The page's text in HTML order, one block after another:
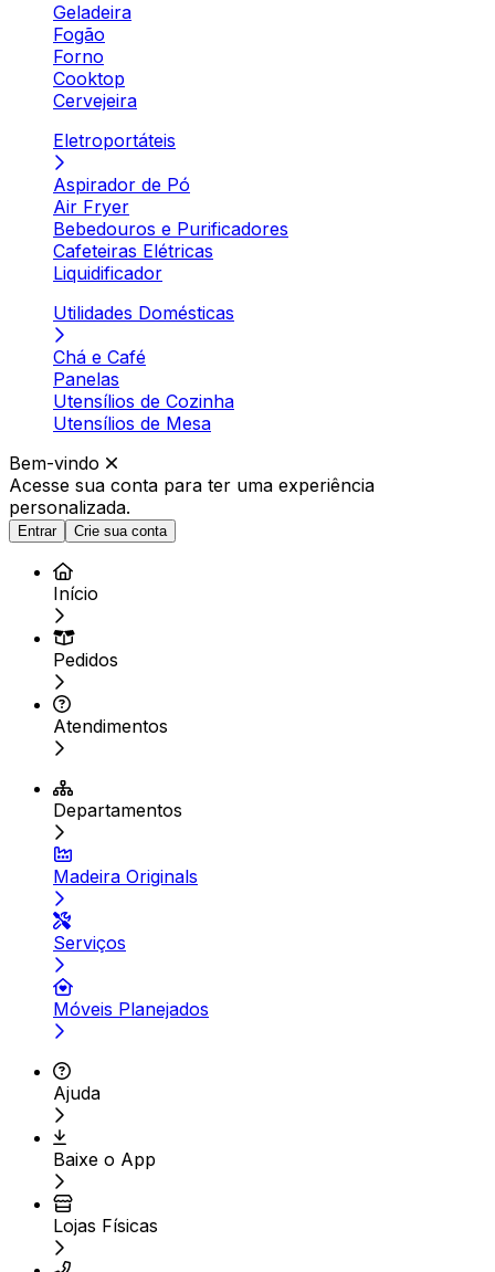
Geladeira
Fogão
Forno
Cooktop
Cervejeira
Eletroportáteis
Aspirador de Pó
Air Fryer
Bebedouros e Purificadores
Cafeteiras Elétricas
Liquidificador
Utilidades Domésticas
Chá e Café
Panelas
Utensílios de Cozinha
Utensílios de Mesa
Bem-vindo
Acesse sua conta para ter uma experiência
personalizada.
Entrar Crie sua conta
Início
Pedidos
Atendimentos
Departamentos
Madeira Originals
Serviços
Móveis Planejados
Ajuda
Baixe o App
Lojas Físicas